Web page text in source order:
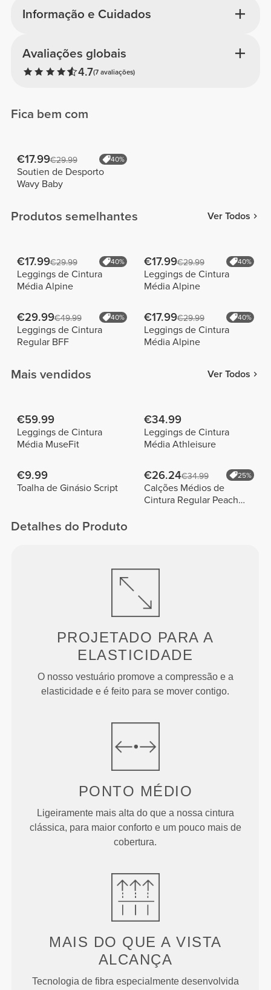
Informação e Cuidados
Avaliações globais
4.7(7 avaliações)
Fica bem com
€17.99€29.99 40%
Soutien de Desporto
Wavy Baby
Produtos semelhantes Ver Todos
€17.99€29.99 40%
Leggings de Cintura
Média Alpine
€17.99€29.99 40%
Leggings de Cintura
Média Alpine
€29.99€49.99 40%
Leggings de Cintura
Regular BFF
€17.99€29.99 40%
Leggings de Cintura
Média Alpine
Mais vendidos Ver Todos
€59.99
Leggings de Cintura
Média MuseFit
€34.99
Leggings de Cintura
Média Athleisure
€9.99
Toalha de Ginásio Script
€26.24€34.99 25%
Calções Médios de
Cintura Regular Peach
Detalhes do Produto
PROJETADO PARA A
ELASTICIDADE
O nosso vestuário promove a compressão e a
elasticidade e é feito para se mover contigo.
PONTO MÉDIO
Ligeiramente mais alta do que a nossa cintura
clássica, para maior conforto e um pouco mais de
cobertura.
MAIS DO QUE A VISTA
ALCANÇA
Tecnologia de fibra especialmente desenvolvida